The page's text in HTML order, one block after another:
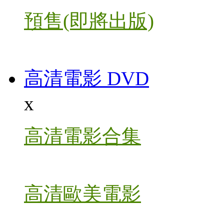
預售(即將出版)
高清電影 DVD
x
高清電影合集
高清歐美電影